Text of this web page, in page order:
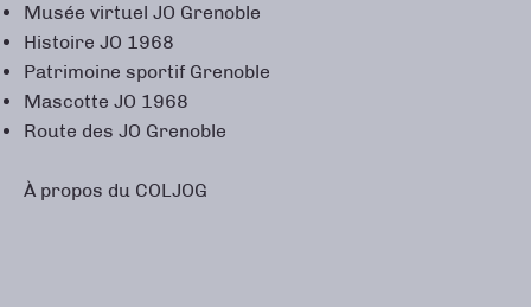
Musée virtuel JO Grenoble
Histoire JO 1968
Patrimoine sportif Grenoble
Mascotte JO 1968
Route des JO Grenoble
À propos du COLJOG